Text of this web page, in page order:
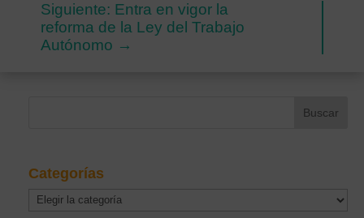
Siguiente: Entra en vigor la
reforma de la Ley del Trabajo
Autónomo →
Categorías
Categorías